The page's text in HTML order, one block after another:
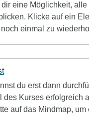
dir eine Möglichkeit,
Klicke auf ein
einmal zu
du erst dann
des Kurses erfolgreich
auf das Mindmap,